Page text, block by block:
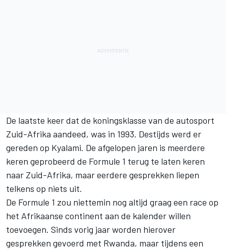
De laatste keer dat de koningsklasse van de autosport
Zuid-Afrika aandeed, was in 1993. Destijds werd er
gereden op Kyalami. De afgelopen jaren is meerdere
keren geprobeerd de Formule 1 terug te laten keren
naar Zuid-Afrika, maar eerdere gesprekken liepen
telkens op niets uit.
De Formule 1 zou niettemin nog altijd graag een race op
het Afrikaanse continent aan de kalender willen
toevoegen. Sinds vorig jaar worden hierover
gesprekken gevoerd met Rwanda, maar tijdens een